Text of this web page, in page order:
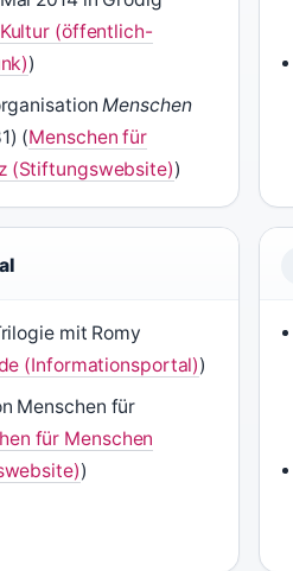
(öffentlich-
)
Menschen
(Menschen für
(Stiftungswebsite))
mit Romy
(Informationsportal))
Menschen für
für Menschen
)